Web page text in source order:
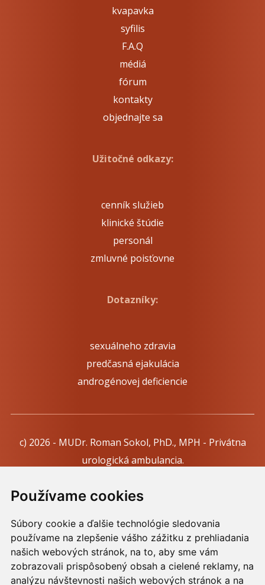
Používame cookies
Súbory cookie a ďalšie technológie sledovania
používame na zlepšenie vášho zážitku z prehliadania
našich webových stránok, na to, aby sme vám
zobrazovali prispôsobený obsah a cielené reklamy, na
analýzu návštevnosti našich webových stránok a na
kvapavka
syfilis
F.A.Q
médiá
fórum
kontakty
objednajte sa
Užitočné odkazy:
cenník služieb
klinické štúdie
personál
zmluvné poisťovne
Dotazníky:
sexuálneho zdravia
predčasná ejakulácia
androgénovej deficiencie
c) 2026 - MUDr. Roman Sokol, PhD., MPH - Privátna
urologická ambulancia.
podmienkach prevádzkovateľa.
Používame cookies -nastavenie cookies.
Skopírovaním textu alebo časti textu z akejkoľvek